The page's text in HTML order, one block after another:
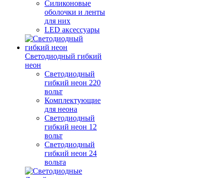
Силиконовые
оболочки и ленты
для них
LED аксессуары
Светодиодный гибкий
неон
Светодиодный
гибкий неон 220
вольт
Комплектующие
для неона
Светодиодный
гибкий неон 12
вольт
Светодиодный
гибкий неон 24
вольта